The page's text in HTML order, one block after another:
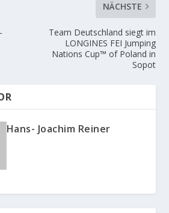
NÄCHSTE
Team Deutschland siegt im
LONGINES FEI Jumping
Nations Cup™ of Poland in
Sopot
Hans- Joachim Reiner